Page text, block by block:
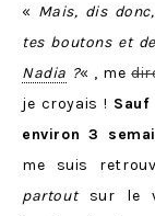
« Mais, dis
tes boutons et
Nadia ?« , me
je croyais !
environ 3
me suis
partoutsur le